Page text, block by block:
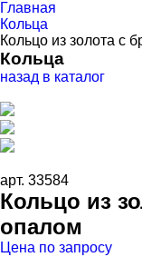
Главная
Кольца
Кольцо из золота с
Кольца
назад в каталог
арт. 33584
Кольцо из
опалом
Цена по запросу